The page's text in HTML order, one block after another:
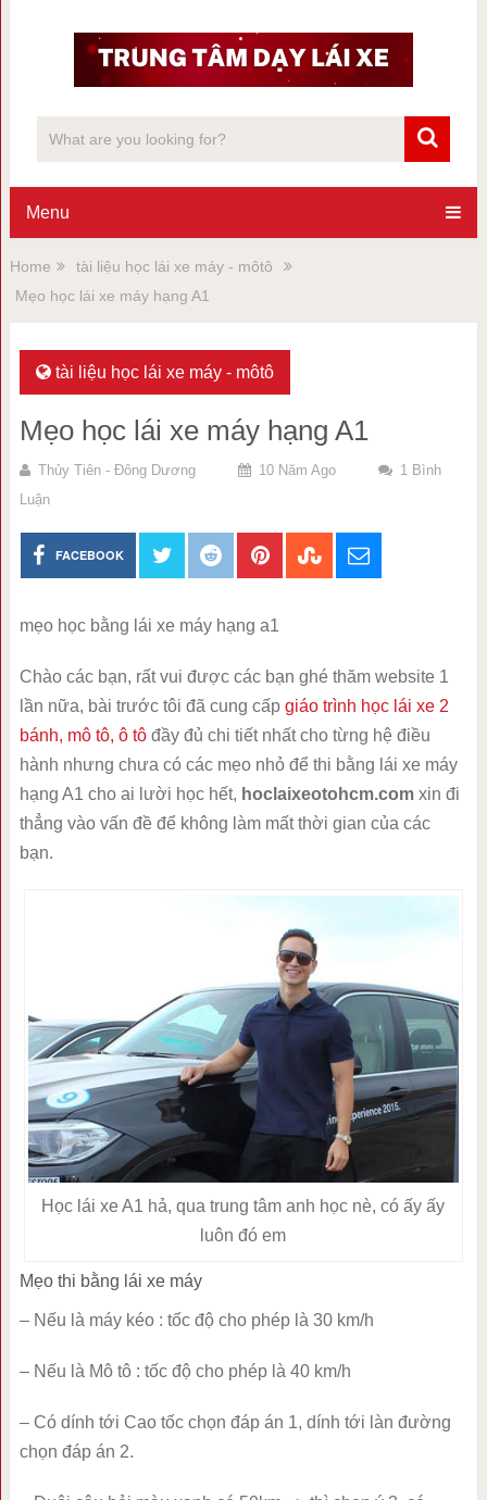
Menu
Home
tài liệu học lái xe máy - môtô
Mẹo học lái xe máy hạng A1
tài liệu học lái xe máy - môtô
Mẹo học lái xe máy hạng A1
Thủy Tiên - Đông Dương 10 Năm Ago
1 Bình
Luận
FACEBOOK
mẹo học bằng lái xe máy hạng a1
Chào các bạn, rất vui được các bạn ghé thăm website 1
lần nữa, bài trước tôi đã cung cấp giáo trình học lái xe 2
bánh, mô tô, ô tôđầy đủ chi tiết nhất cho từng hệ điều
hành nhưng chưa có các mẹo nhỏ để thi bằng lái xe máy
hạng A1 cho ai lười học hết, hoclaixeotohcm.comxin đi
thẳng vào vấn đề để không làm mất thời gian của các
bạn.
Học lái xe A1 hả, qua trung tâm anh học nè, có ấy ấy
luôn đó em
Mẹo thi bằng lái xe máy
– Nếu là máy kéo : tốc độ cho phép là 30 km/h
– Nếu là Mô tô : tốc độ cho phép là 40 km/h
– Có dính tới Cao tốc chọn đáp án 1, dính tới làn đường
chọn đáp án 2.